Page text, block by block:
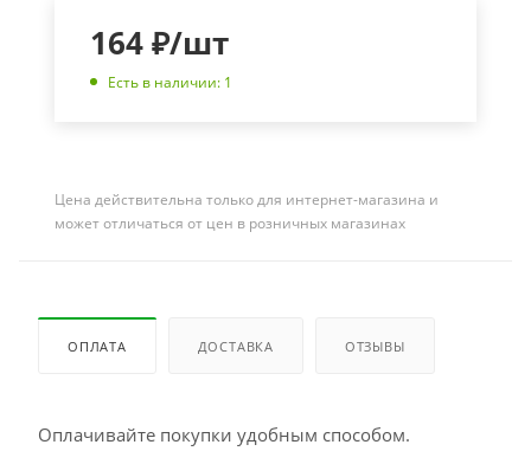
164₽/шт
Есть в наличии: 1
Цена действительна только для интернет-магазина и
может отличаться от цен в розничных магазинах
ОПЛАТА ДОСТАВКА ОТЗЫВЫ
Оплачивайте покупки удобным способом.